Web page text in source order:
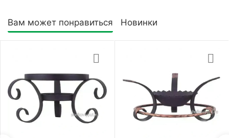
Вам может понравиться Новинки